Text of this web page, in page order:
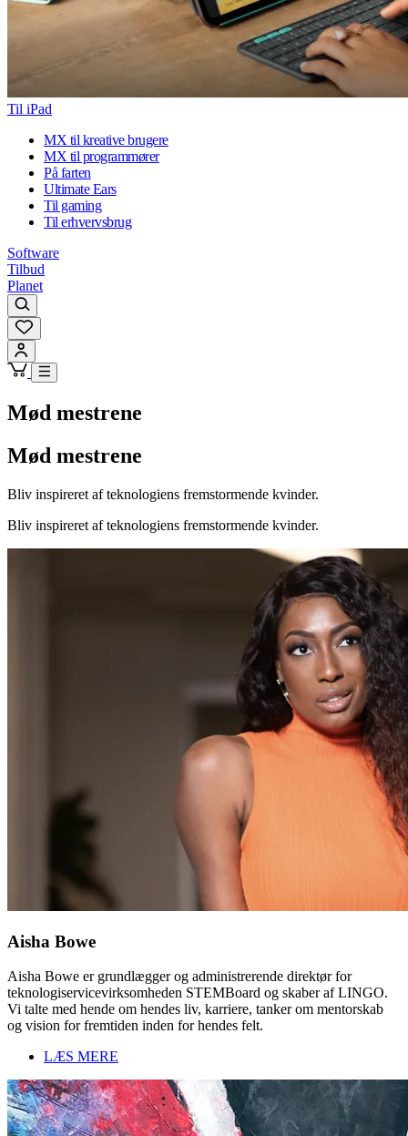
Til iPad
MX til kreative brugere
MX til programmører
På farten
Ultimate Ears
Til gaming
Til erhvervsbrug
Software
Tilbud
Planet
Mød mestrene
Mød mestrene
Bliv inspireret af teknologiens fremstormende kvinder.
Bliv inspireret af teknologiens fremstormende kvinder.
Aisha Bowe
Aisha Bowe er grundlægger og administrerende direktør for
teknologiservicevirksomheden STEMBoard og skaber af LINGO.
Vi talte med hende om hendes liv, karriere, tanker om mentorskab
og vision for fremtiden inden for hendes felt.
LÆS MERE